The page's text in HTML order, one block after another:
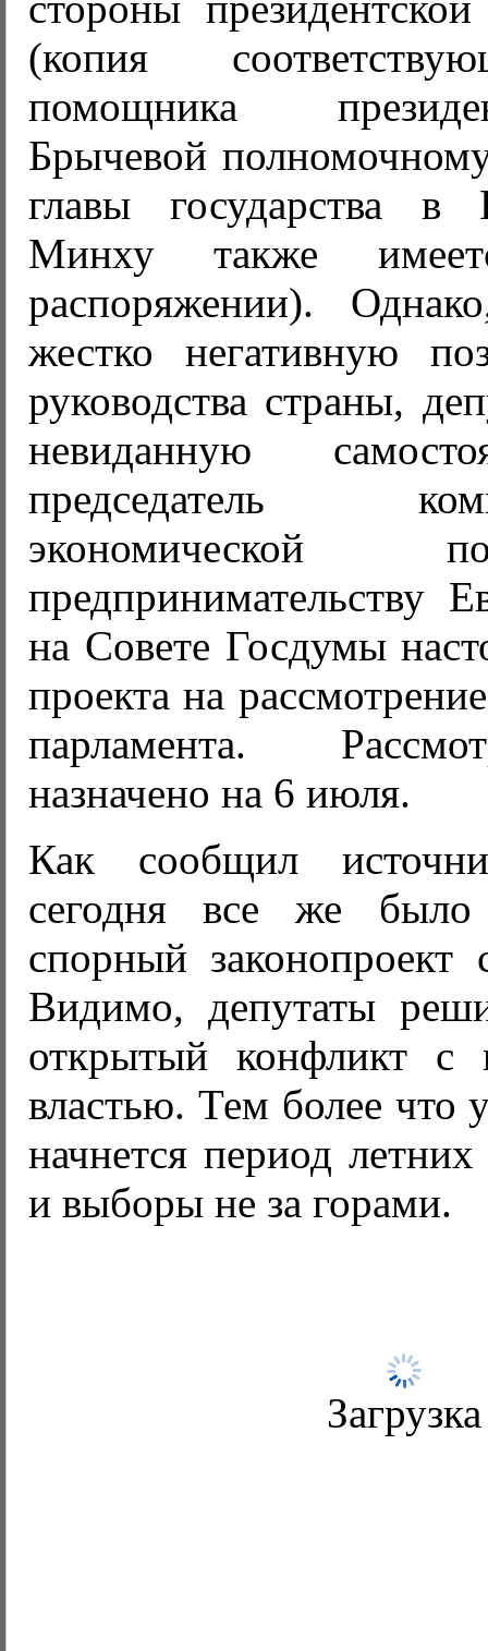
(копия
помощника
Брычевой
главы государства в
Минху также
распоряжении).
жестко негативную
руководства страны,
невиданную
председатель
экономической
предпринимательству
на Совете Госдумы
проекта на
парламента.
назначено на 6 июля.
Как сообщил
сегодня все же
спорный законопроект
Видимо, депутаты
открытый конфликт с
властью. Тем более что
начнется период
и выборы не за горами.
Загрузка